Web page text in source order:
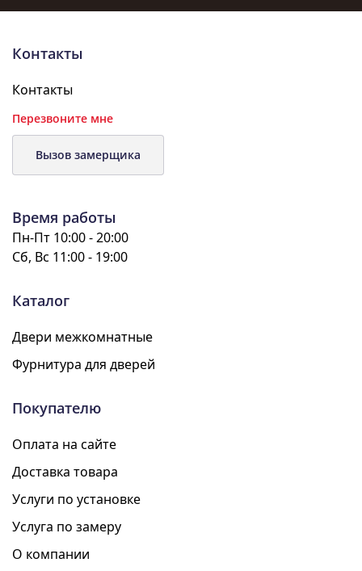
Контакты
Контакты
Перезвоните мне
Вызов замерщика
Время работы
Пн-Пт 10:00 - 20:00
Сб, Вс 11:00 - 19:00
Каталог
Двери межкомнатные
Фурнитура для дверей
Покупателю
Оплата на сайте
Доставка товара
Услуги по установке
Услуга по замеру
О компании